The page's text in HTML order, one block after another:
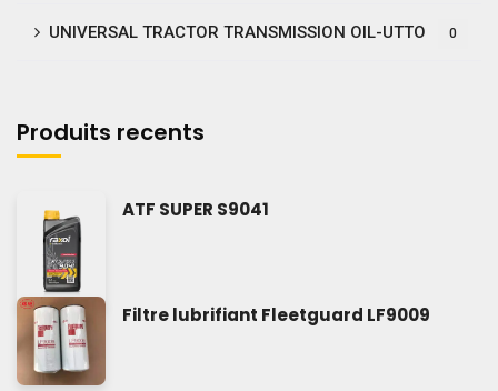
UNIVERSAL TRACTOR TRANSMISSION OIL-UTTO 0
Produits recents
ATF SUPER S9041
Filtre lubrifiant Fleetguard LF9009